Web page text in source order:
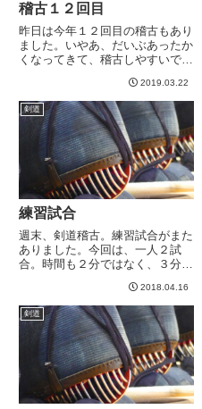
稽古１２回目
昨日は今年１２回目の稽古もあり
ました。いやあ、だいぶあったか
くなってきて、稽古しやすいです
く体育館の床と足の馴染みが良く
なってきて、動きやすくなりまし
た。真冬はつるんつるんしちゃっ
て、踏ん張りがきかず嫌でした
2019.03.22
剣道
練習試合
週末、剣道稽古。練習試合がまた
ありました。今回は、一人２試
合。時間も２分ではなく、３分に
ょっと狭かったのですが、前回く
らいから少し広く取るようになっ
たので、実際の試合に近い感じに
なりました^^１試合目は、別の
2018.04.16
剣道